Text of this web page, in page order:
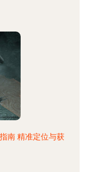
南 精准定位与获